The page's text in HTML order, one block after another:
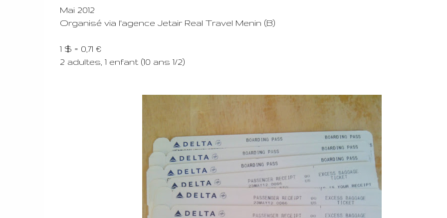
Mai 2012
Organisé via l'agence Jetair Real Travel Menin (B)
1 $ = 0,71 €
2 adultes, 1 enfant (10 ans 1/2)